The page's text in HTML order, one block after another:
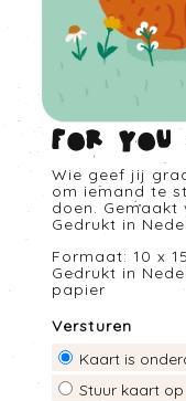
For
Wie geef jij
om iemand te
doen. Gemaakt
Gedrukt in
Formaat: 10 x 15
Gedrukt in
papier
Versturen
Kaart is
Stuur kaart op